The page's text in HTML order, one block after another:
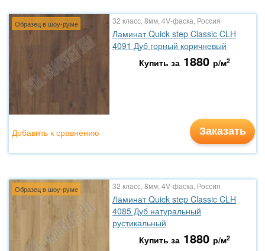
Образец в шоу-руме 32 класс, 8мм, 4V-фаска, Россия
Ламинат Quick step Classic CLH
4091 Дуб горный коричневый
Купить за 1880 р/м2
Заказать
Добавить к сравнению
Образец в шоу-руме 32 класс, 8мм, 4V-фаска, Россия
Ламинат Quick step Classic CLH
4085 Дуб натуральный
рустикальный
Купить за 1880 р/м2